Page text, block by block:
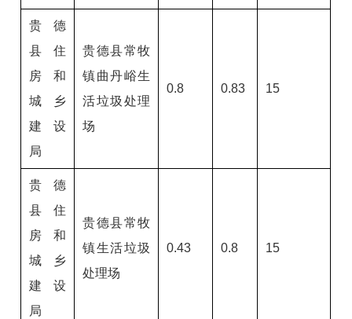
贵德
县住
房和
城乡
建设
局
贵德县常牧
镇曲丹峪生
活垃圾处理
场
0.8 0.83 15
贵德
县住
房和
城乡
建设
局
贵德县常牧
镇生活垃圾
处理场
0.43 0.8 15